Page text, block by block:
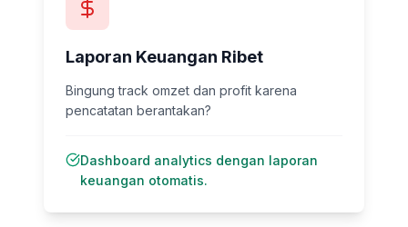
Laporan Keuangan Ribet
Bingung track omzet dan profit karena
pencatatan berantakan?
Dashboard analytics dengan laporan
keuangan otomatis.